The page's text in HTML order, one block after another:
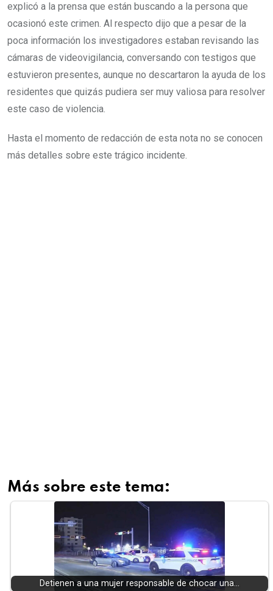
explicó a la prensa que están buscando a la persona que
ocasionó este crimen. Al respecto dijo que a pesar de la
poca información los investigadores estaban revisando las
cámaras de videovigilancia, conversando con testigos que
estuvieron presentes, aunque no descartaron la ayuda de los
residentes que quizás pudiera ser muy valiosa para resolver
este caso de violencia.
Hasta el momento de redacción de esta nota no se conocen
más detalles sobre este trágico incidente.
Más sobre este tema:
Detienen a una mujer responsable de chocar una…